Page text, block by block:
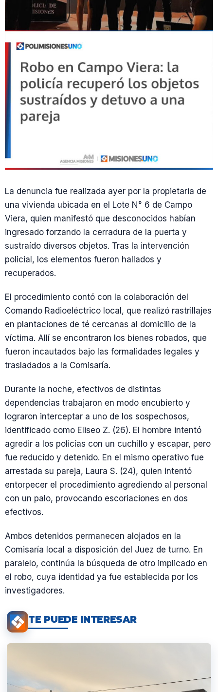
La denuncia fue realizada ayer por la propietaria de
una vivienda ubicada en el Lote N° 6 de Campo
Viera, quien manifestó que desconocidos habían
ingresado forzando la cerradura de la puerta y
sustraído diversos objetos. Tras la intervención
policial, los elementos fueron hallados y
recuperados.
El procedimiento contó con la colaboración del
Comando Radioeléctrico local, que realizó rastrillajes
en plantaciones de té cercanas al domicilio de la
víctima. Allí se encontraron los bienes robados, que
fueron incautados bajo las formalidades legales y
trasladados a la Comisaría.
Durante la noche, efectivos de distintas
dependencias trabajaron en modo encubierto y
lograron interceptar a uno de los sospechosos,
identificado como Eliseo Z. (26). El hombre intentó
agredir a los policías con un cuchillo y escapar, pero
fue reducido y detenido. En el mismo operativo fue
arrestada su pareja, Laura S. (24), quien intentó
entorpecer el procedimiento agrediendo al personal
con un palo, provocando escoriaciones en dos
efectivos.
Ambos detenidos permanecen alojados en la
Comisaría local a disposición del Juez de turno. En
paralelo, continúa la búsqueda de otro implicado en
el robo, cuya identidad ya fue establecida por los
investigadores.
TE PUEDE INTERESAR